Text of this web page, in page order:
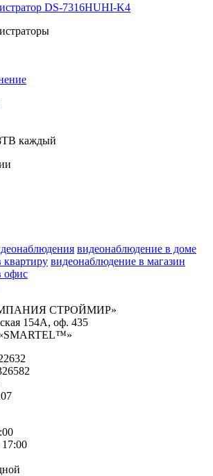
DS-7316HUHI-K4
каждый
видеонаблюдение в доме
квартиру видеонаблюдение в магазин
офис
СТРОЙМИР»
154А, оф. 435
17:00